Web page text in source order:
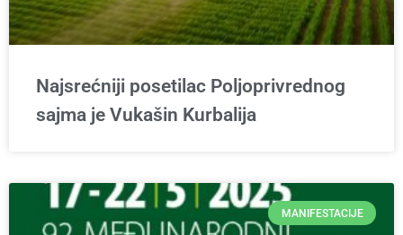
Najsrećniji posetilac Poljoprivrednog
sajma je Vukašin Kurbalija
MANIFESTACIJE